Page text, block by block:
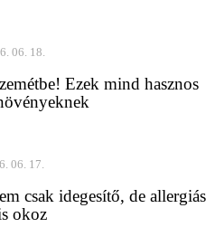
06. 18.
Ezek mind hasznos
06. 17.
csak idegesítő, de allergiás
okoz